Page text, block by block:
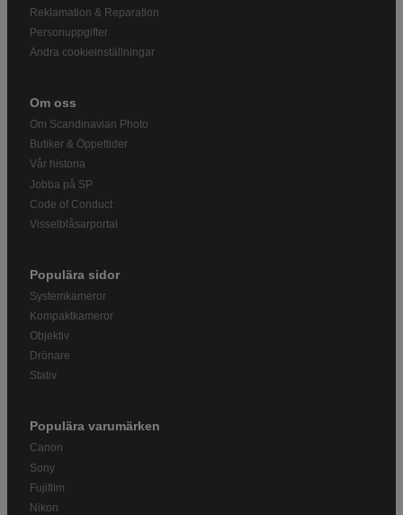
Reklamation & Reparation
Personuppgifter
Ändra cookieinställningar
Om oss
Om Scandinavian Photo
Butiker & Öppettider
Vår historia
Jobba på SP
Code of Conduct
Visselblåsarportal
Populära sidor
Systemkameror
Kompaktkameror
Objektiv
Drönare
Stativ
Populära varumärken
Canon
Sony
Fujifilm
Nikon